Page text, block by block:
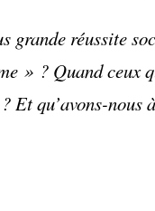
grande réussite
» ? Quand ceux
Et qu’avons-nous